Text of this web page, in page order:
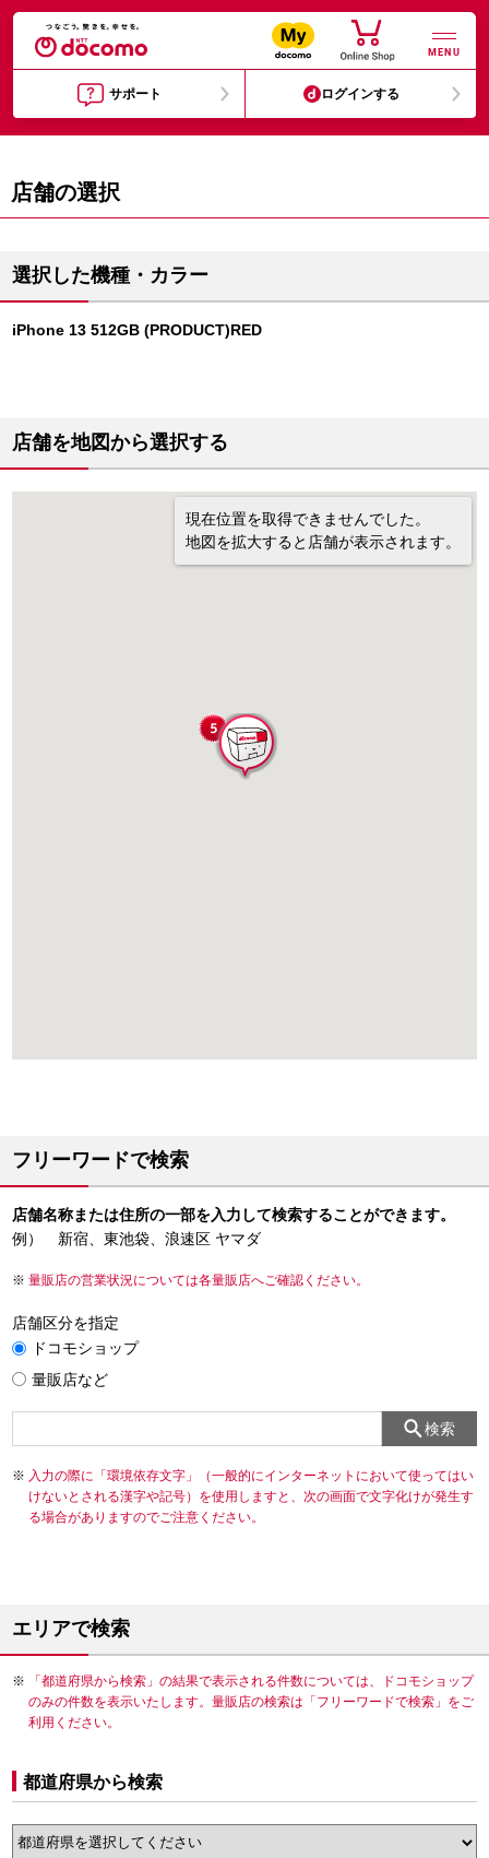
MENU
サポート ログインする
店舗の選択
選択した機種・カラー
iPhone 13 512GB (PRODUCT)RED
店舗を地図から選択する
現在位置を取得できませんでした。
地図を拡大すると店舗が表示されます。
フリーワードで検索
店舗名称または住所の一部を入力して検索することができます。
例） 新宿、東池袋、浪速区 ヤマダ
量販店の営業状況については各量販店へご確認ください。
店舗区分を指定
ドコモショップ
量販店など
検索
入力の際に「環境依存文字」（一般的にインターネットにおいて使ってはい
けないとされる漢字や記号）を使用しますと、次の画面で文字化けが発生す
る場合がありますのでご注意ください。
エリアで検索
「都道府県から検索」の結果で表示される件数については、ドコモショップ
のみの件数を表示いたします。量販店の検索は「フリーワードで検索」をご
利用ください。
都道府県から検索